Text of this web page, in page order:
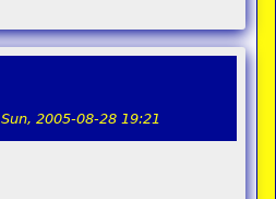
Sun, 2005-08-28 19:21